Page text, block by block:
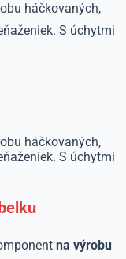
háčkovaných,
S úchytmi
háčkovaných,
S úchytmi
na výrobu